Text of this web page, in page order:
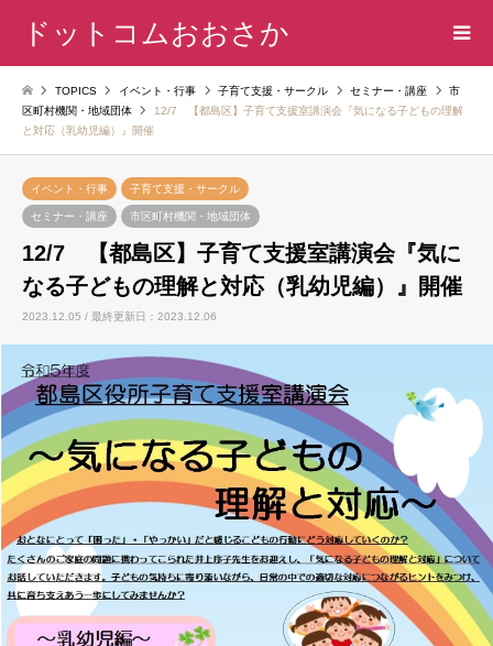
ドットコムおおさか
TOPICS イベント・行事 子育て支援・サークル セミナー・講座
市
区町村機関・地域団体
12/7 【都島区】子育て支援室講演会『気になる子どもの理解
と対応（乳幼児編）』開催
イベント・行事 子育て支援・サークル
セミナー・講座 市区町村機関・地域団体
12/7 【都島区】子育て支援室講演会『気に
なる子どもの理解と対応（乳幼児編）』開催
2023.12.05 / 最終更新日：2023.12.06